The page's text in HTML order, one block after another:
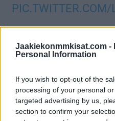
Jaakiekonmmkisat.com -
Personal Information
If you wish to opt-out of the
processing of your personal
targeted advertising by us,
section to confirm your
Hintz pelaa mainiota
nakuttanut 42 ottelussa 39
tehoilla irtoaa suomalaisten